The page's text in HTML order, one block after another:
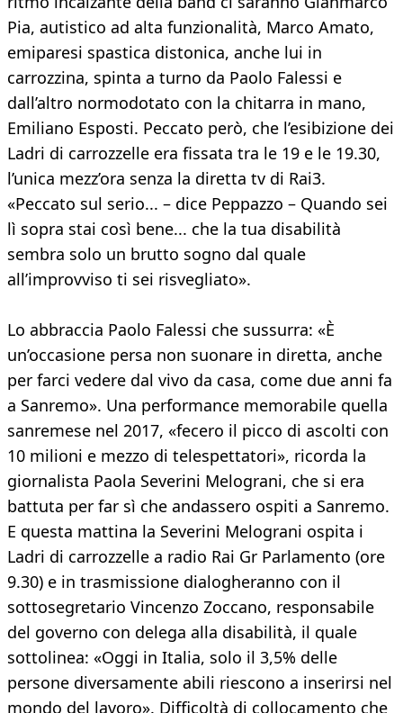
Pia, autistico ad alta funzionalità, Marco Amato,
emiparesi spastica distonica, anche lui in
carrozzina, spinta a turno da Paolo Falessi e
dall’altro normodotato con la chitarra in mano,
Emiliano Esposti. Peccato però, che l’esibizione dei
Ladri di carrozzelle era fissata tra le 19 e le 19.30,
l’unica mezz’ora senza la diretta tv di Rai3.
«Peccato sul serio... – dice Peppazzo – Quando sei
lì sopra stai così bene... che la tua disabilità
sembra solo un brutto sogno dal quale
all’improvviso ti sei risvegliato».
Lo abbraccia Paolo Falessi che sussurra: «È
un’occasione persa non suonare in diretta, anche
per farci vedere dal vivo da casa, come due anni fa
a Sanremo». Una performance memorabile quella
sanremese nel 2017, «fecero il picco di ascolti con
10 milioni e mezzo di telespettatori», ricorda la
giornalista Paola Severini Melograni, che si era
battuta per far sì che andassero ospiti a Sanremo.
E questa mattina la Severini Melograni ospita i
Ladri di carrozzelle a radio Rai Gr Parlamento (ore
9.30) e in trasmissione dialogheranno con il
sottosegretario Vincenzo Zoccano, responsabile
del governo con delega alla disabilità, il quale
sottolinea: «Oggi in Italia, solo il 3,5% delle
persone diversamente abili riescono a inserirsi nel
mondo del lavoro». Difficoltà di collocamento che